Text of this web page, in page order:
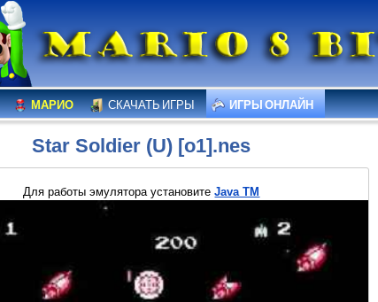
МАРИО СКАЧАТЬ ИГРЫ ИГРЫ ОНЛАЙН
Star Soldier (U) [o1].nes
Для работы эмулятора установитеJava TM